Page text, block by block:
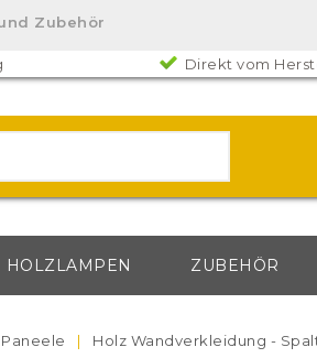
Zubehör
Direkt vom
HOLZLAMPEN ZUBEHÖR
Holz Wandverkleidung -